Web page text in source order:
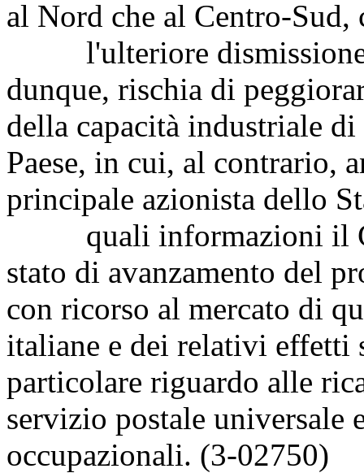
al Nord che al Centro-Sud,
l'ulteriore dismissione
dunque, rischia di
della capacità industriale
Paese, in cui, al contrario,
principale azionista dello
quali informazioni il
stato di avanzamento del
con ricorso al mercato di
italiane e dei relativi effetti
particolare riguardo alle
servizio postale
occupazionali. (3-02750)